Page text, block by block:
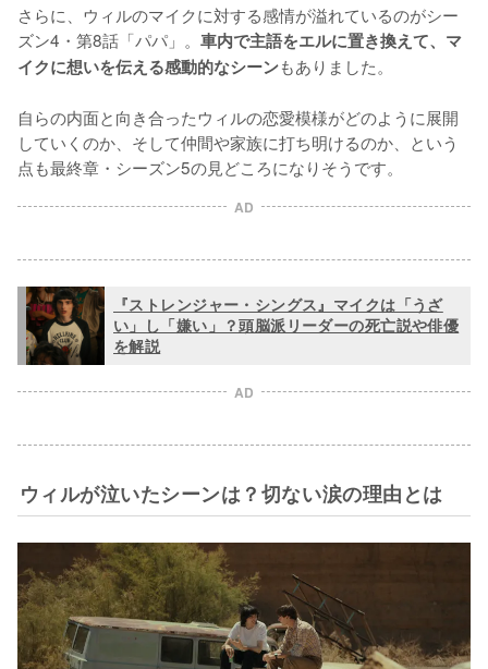
さらに、ウィルのマイクに対する感情が溢れているのがシー
ズン4・第8話「パパ」。 車内で主語をエルに置き換えて、マ
イクに想いを伝える感動的なシーンもありました。
自らの内面と向き合ったウィルの恋愛模様がどのように展開
していくのか、そして仲間や家族に打ち明けるのか、という
点も最終章・シーズン5の見どころになりそうです。
AD
『ストレンジャー・シングス』マイクは「うざ
い」し「嫌い」？頭脳派リーダーの死亡説や俳優
を解説
AD
ウィルが泣いたシーンは？切ない涙の理由とは